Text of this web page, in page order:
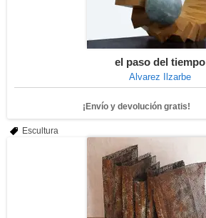
el paso del tiempo
Alvarez Ilzarbe
¡Envío y devolución gratis!
Escultura